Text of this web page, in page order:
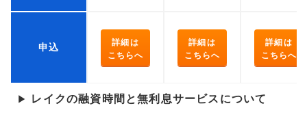
申込
詳細は
こちらへ
詳細は
こちらへ
詳細は
こちらへ
▶ レイクの融資時間と無利息サービスについて